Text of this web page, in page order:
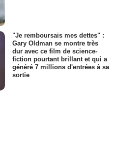
"Je remboursais mes dettes" :
Gary Oldman se montre très
dur avec ce film de science-
fiction pourtant brillant et qui a
généré 7 millions d'entrées à sa
sortie